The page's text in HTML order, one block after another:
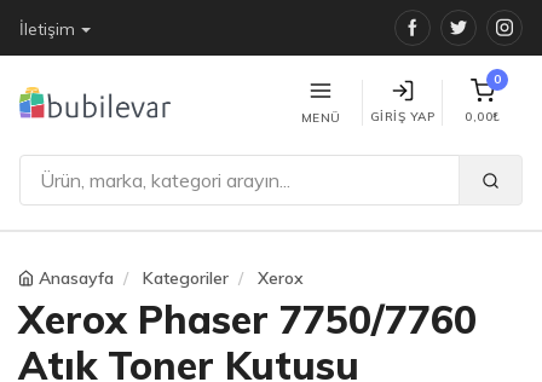
İletişim Facebook
Twitter
MENÜ GIRIŞ YAP
0
0,00₺
Anasayfa Kategoriler Xerox
Xerox Phaser 7750/7760
Atık Toner Kutusu